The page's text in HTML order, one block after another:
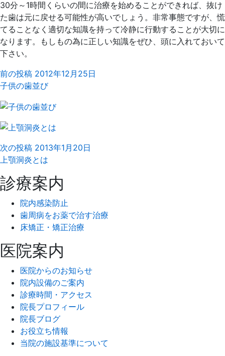
30分～1時間くらいの間に治療を始めることができれば、抜け
た歯は元に戻せる可能性が高いでしょう。非常事態ですが、慌
てることなく適切な知識を持って冷静に行動することが大切に
なります。もしもの為に正しい知識をぜひ、頭に入れておいて
下さい。
前の投稿 2012年12月25日
子供の歯並び
次の投稿 2013年1月20日
上顎洞炎とは
診療案内
院内感染防止
歯周病をお薬で治す治療
床矯正・矯正治療
医院案内
医院からのお知らせ
院内設備のご案内
診療時間・アクセス
院長プロフィール
院長ブログ
お役立ち情報
当院の施設基準について